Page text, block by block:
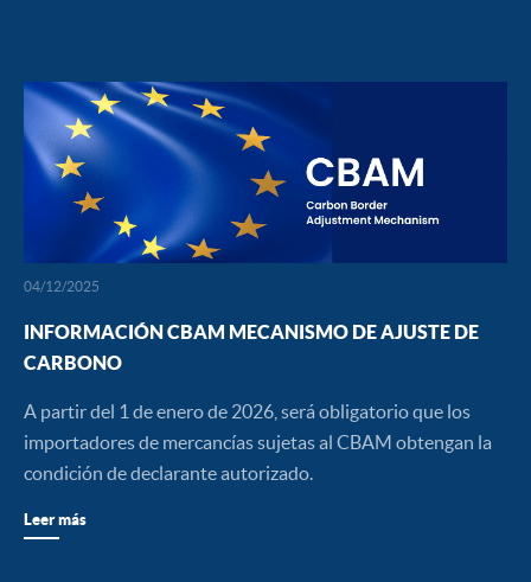
04/12/2025
INFORMACIÓN CBAM MECANISMO DE AJUSTE DE
CARBONO
A partir del 1 de enero de 2026, será obligatorio que los
importadores de mercancías sujetas al CBAM obtengan la
condición de declarante autorizado.
Leer más